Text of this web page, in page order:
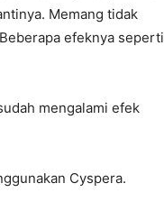
Memang tidak
efeknya seperti
mengalami efek
Cyspera.